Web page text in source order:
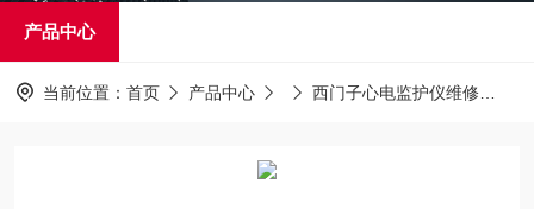
产品中心
当前位置： 首页 产品中心 西门子心电监护仪维修